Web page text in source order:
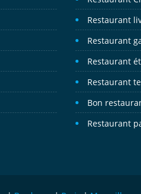
Restaurant
Restaurant
Restaurant
Restaurant
Bon
Restaurant